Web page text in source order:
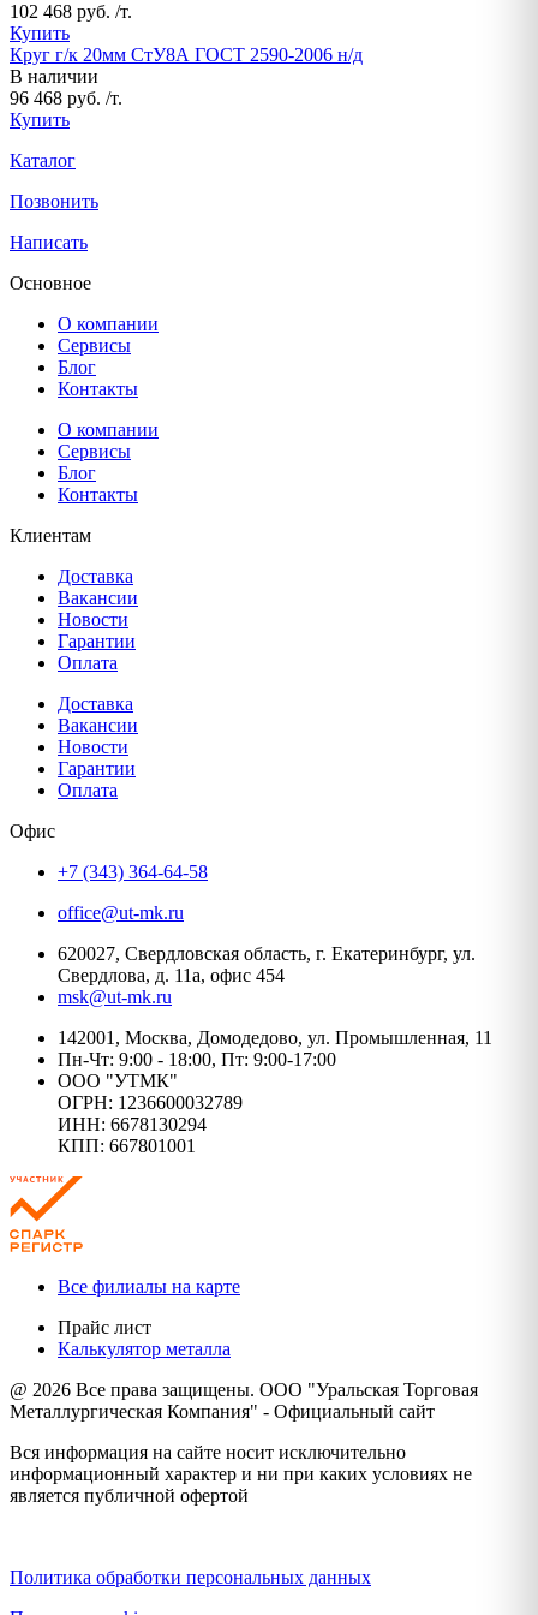
102 468 руб. /т.
Купить
Круг г/к 20мм СтУ8А ГОСТ 2590-2006 н/д
В наличии
96 468 руб. /т.
Купить
Каталог
Позвонить
Написать
Основное
О компании
Сервисы
Блог
Контакты
О компании
Сервисы
Блог
Контакты
Клиентам
Доставка
Вакансии
Новости
Гарантии
Оплата
Доставка
Вакансии
Новости
Гарантии
Оплата
Офис
+7 (343) 364-64-58
office@ut-mk.ru
620027, Свердловская область, г. Екатеринбург, ул.
Свердлова, д. 11а, офис 454
msk@ut-mk.ru
142001, Москва, Домодедово, ул. Промышленная, 11
Пн-Чт: 9:00 - 18:00, Пт: 9:00-17:00
ООО "УТМК"
ОГРН: 1236600032789
ИНН: 6678130294
КПП: 667801001
Все филиалы на карте
Прайс лист
Калькулятор металла
@ 2026 Все права защищены. ООО "Уральская Торговая
Металлургическая Компания" - Официальный сайт
Вся информация на сайте носит исключительно
информационный характер и ни при каких условиях не
является публичной офертой
Политика обработки персональных данных